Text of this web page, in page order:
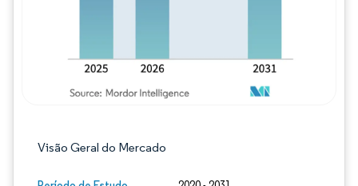
Visão Geral do Mercado